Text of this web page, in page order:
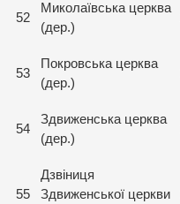
52
Миколаївська церква
(дер.)
53
Покровська церква
(дер.)
54
Здвиженська церква
(дер.)
55
Дзвіниця
Здвиженської церкви